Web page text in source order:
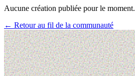
Aucune création publiée pour le moment.
← Retour au fil de la communauté